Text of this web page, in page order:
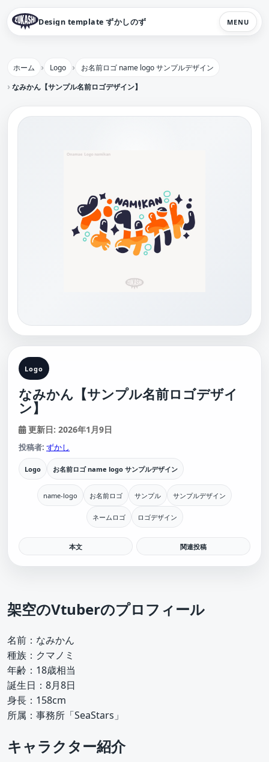
Design template ずかしのず MENU
ホーム Logo
お名前ロゴ name logo サンプルデザイン
なみかん【サンプル名前ロゴデザイン】
Logo
なみかん【サンプル名前ロゴデザイ
ン】
更新日: 2026年1月9日
投稿者: ずかし
Logo お名前ロゴ name logo サンプルデザイン
name-logo お名前ロゴ サンプル サンプルデザイン
ネームロゴ ロゴデザイン
本文 関連投稿
架空のVtuberのプロフィール
名前：なみかん
種族：クマノミ
年齢：18歳相当
誕生日：8月8日
身長：158cm
所属：事務所「SeaStars」
キャラクター紹介